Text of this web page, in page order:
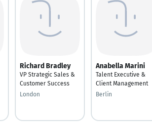
Richard Bradley
VP Strategic Sales &
Customer Success
London
Anabella Marini
Talent Executive &
Client Management
Berlin